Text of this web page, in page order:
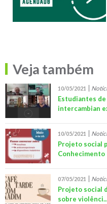
Veja também
10/05/2021
Estudiantes de
intercambian
10/05/2021
Projeto social
Conhecimento
07/05/2021
Projeto social
sobre